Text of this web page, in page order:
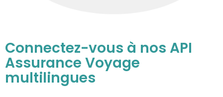
Connectez-vous à nos API
Assurance Voyage
multilingues